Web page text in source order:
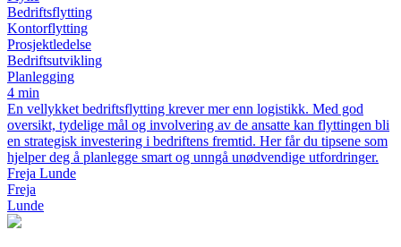
Bedriftsflytting
Kontorflytting
Prosjektledelse
Bedriftsutvikling
Planlegging
4 min
En vellykket bedriftsflytting krever mer enn logistikk. Med god
oversikt, tydelige mål og involvering av de ansatte kan flyttingen bli
en strategisk investering i bedriftens fremtid. Her får du tipsene som
hjelper deg å planlegge smart og unngå unødvendige utfordringer.
Freja Lunde
Freja
Lunde